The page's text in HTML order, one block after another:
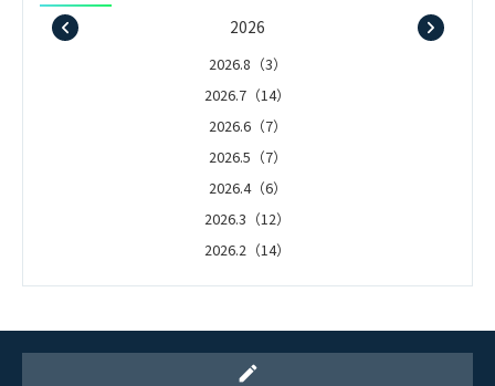
2026
2026.8（3）
2026.7（14）
2026.6（7）
2026.5（7）
2026.4（6）
2026.3（12）
2026.2（14）
edit